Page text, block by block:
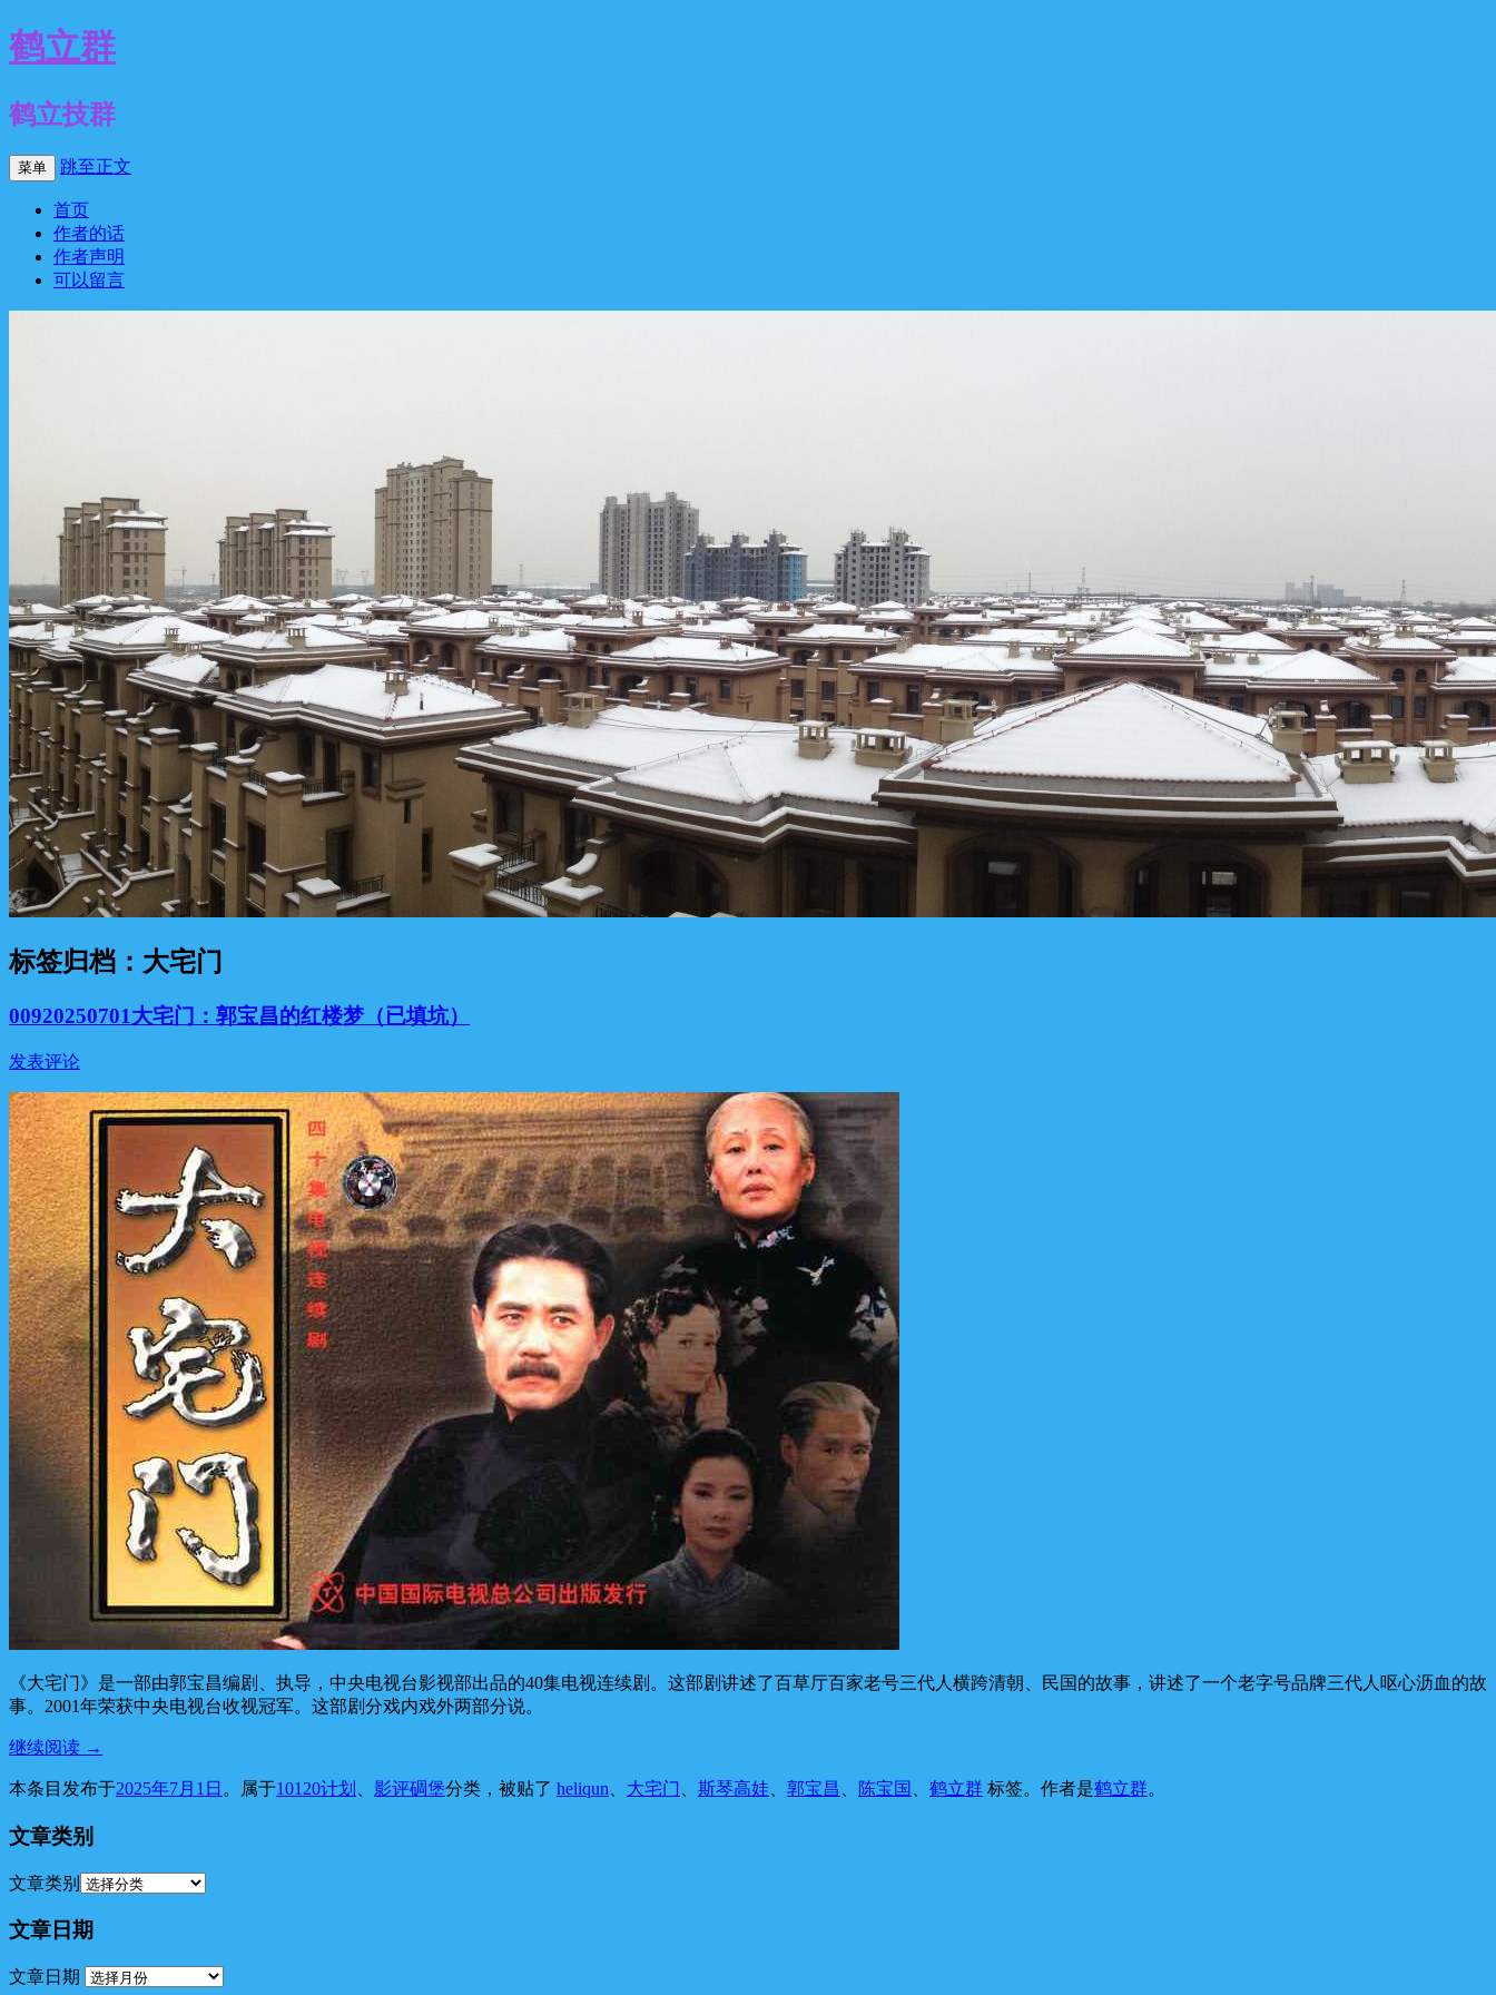
鹤立群
鹤立技群
菜单 跳至正文
首页
作者的话
作者声明
可以留言
标签归档： 大宅门
00920250701大宅门：郭宝昌的红楼梦（已填坑）
发表评论
《大宅门》是一部由郭宝昌编剧、执导，中央电视台影视部出品的40集电视连续剧。这部剧讲述了百草厅百家老号三代人横跨清朝、民国的故事，讲述了一个老字号品牌三代人呕心沥血的故
事。2001年荣获中央电视台收视冠军。这部剧分戏内戏外两部分说。
继续阅读 →
本条目发布于2025年7月1日 。属于10120计划 影评碉堡分类，被贴了 heliqun 大宅门 斯琴高娃 郭宝昌 陈宝国 鹤立群 标签。 作者是鹤立群。
文章类别
文章类别
文章日期
文章日期